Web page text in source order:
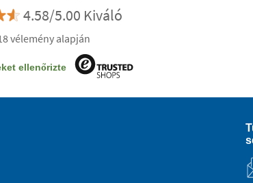
4.58/5.00 Kiváló
vélemény alapján
ellenőrizte